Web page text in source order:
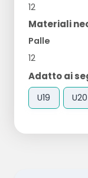
12
Materiali
Palle
12
Adatto ai
U19 U20